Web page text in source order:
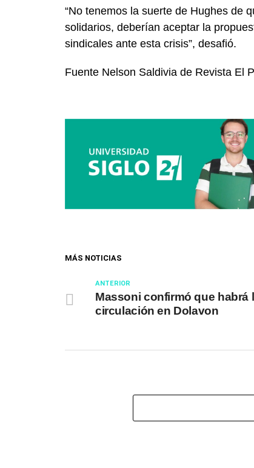
“No tenemos la suerte de Hughes de
solidarios, deberían aceptar la
sindicales ante esta crisis”, desafió.
Fuente Nelson Saldivia de Revista El
MÁS NOTICIAS
ANTERIOR
Massoni confirmó que habrá
circulación en Dolavon